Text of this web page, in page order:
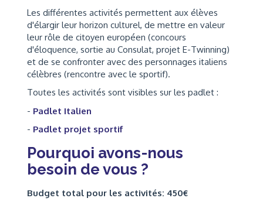
Les différentes activités permettent aux élèves
d'élargir leur horizon culturel, de mettre en valeur
leur rôle de citoyen européen (concours
d'éloquence, sortie au Consulat, projet E-Twinning)
et de se confronter avec des personnages italiens
célèbres (rencontre avec le sportif).
Toutes les activités sont visibles sur les padlet :
- Padlet Italien
- Padlet projet sportif
Pourquoi avons-nous
besoin de vous ?
Budget total pour les activités: 450€